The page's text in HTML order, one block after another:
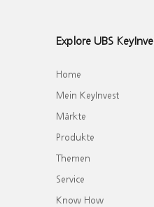
Explore UBS
Home
Mein KeyInvest
Märkte
Produkte
Themen
Service
Know How